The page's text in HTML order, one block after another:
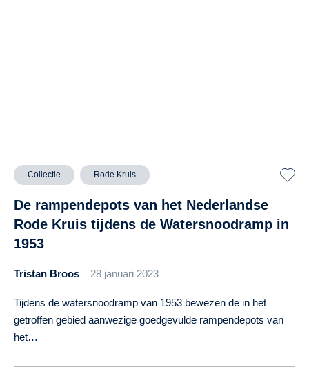
Collectie Rode Kruis
De rampendepots van het Nederlandse
Rode Kruis tijdens de Watersnoodramp in
1953
Tristan Broos 28 januari 2023
Tijdens de watersnoodramp van 1953 bewezen de in het
getroffen gebied aanwezige goedgevulde rampendepots van
het…